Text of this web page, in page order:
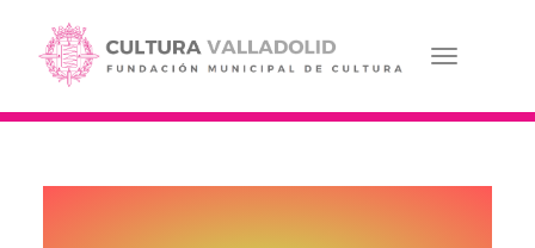
contenido
principal
Toggle